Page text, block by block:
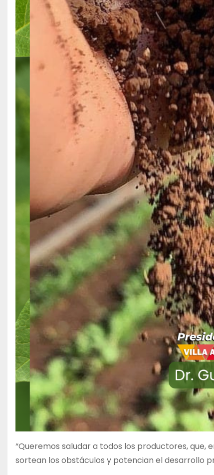
“Queremos saludar a todos los productores, que,
sortean los obstáculos y potencian el desarrollo